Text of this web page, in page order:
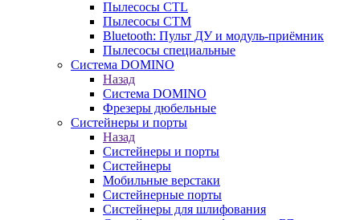
Пылесосы CTL
Пылесосы CTM
Bluetooth: Пульт ДУ и модуль-приёмник
Пылесосы специальные
Система DOMINO
Назад
Система DOMINO
Фрезеры дюбельные
Систейнеры и порты
Назад
Систейнеры и порты
Систейнеры
Мобильные верстаки
Систейнерные порты
Систейнеры для шлифования